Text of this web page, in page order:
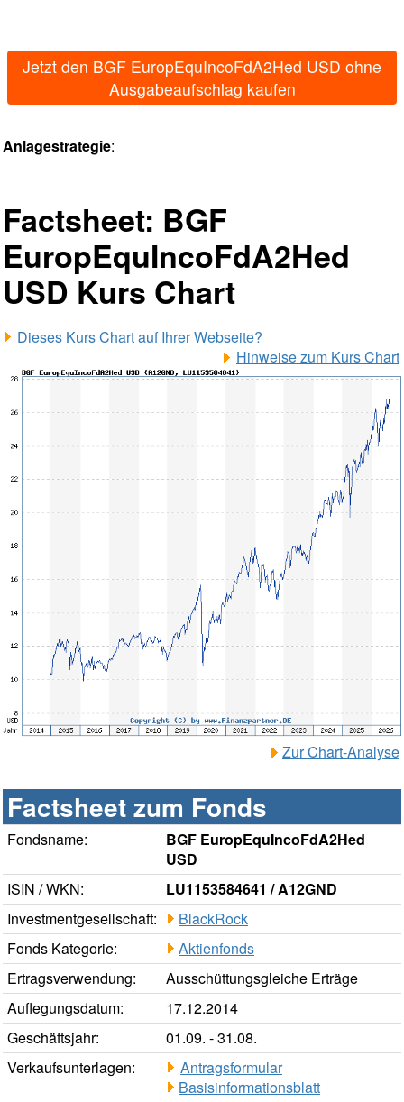
Jetzt den BGF EuropEquIncoFdA2Hed USD ohne
Ausgabeaufschlag kaufen
Anlagestrategie:
Factsheet: BGF
EuropEquIncoFdA2Hed
USD Kurs Chart
Dieses Kurs Chart auf Ihrer Webseite?
Hinweise zum Kurs Chart
Zur Chart-Analyse
Factsheet zum Fonds
Fondsname:
BGF EuropEquIncoFdA2Hed
USD
ISIN / WKN:
LU1153584641 / A12GND
Investmentgesellschaft:
BlackRock
Fonds Kategorie:
Aktienfonds
Ertragsverwendung:
Ausschüttungsgleiche Erträge
Auflegungsdatum:
17.12.2014
Geschäftsjahr:
01.09. - 31.08.
Verkaufsunterlagen:
Antragsformular
Basisinformationsblatt